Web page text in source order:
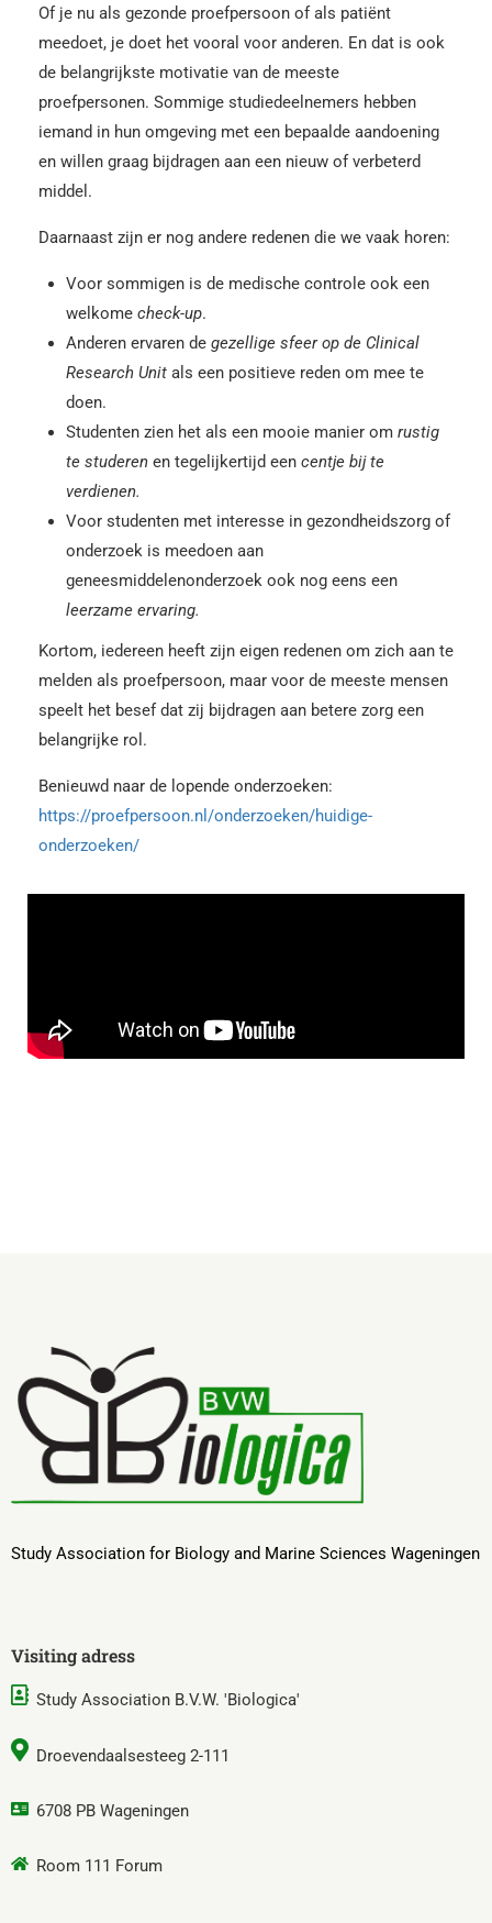
Of je nu als gezonde proefpersoon of als patiënt
meedoet, je doet het vooral voor anderen. En dat is ook
de belangrijkste motivatie van de meeste
proefpersonen. Sommige studiedeelnemers hebben
iemand in hun omgeving met een bepaalde aandoening
en willen graag bijdragen aan een nieuw of verbeterd
middel.
Daarnaast zijn er nog andere redenen die we vaak horen:
Voor sommigen is de medische controle ook een
welkome check-up.
Anderen ervaren de gezellige sfeer op de Clinical
Research Unit als een positieve reden om mee te
doen.
Studenten zien het als een mooie manier om rustig
te studeren en tegelijkertijd een centje bij te
verdienen.
Voor studenten met interesse in gezondheidszorg of
onderzoek is meedoen aan
geneesmiddelenonderzoek ook nog eens een
leerzame ervaring.
Kortom, iedereen heeft zijn eigen redenen om zich aan te
melden als proefpersoon, maar voor de meeste mensen
speelt het besef dat zij bijdragen aan betere zorg een
belangrijke rol.
Benieuwd naar de lopende onderzoeken:
https://proefpersoon.nl/onderzoeken/huidige-
onderzoeken/
Study Association for Biology and Marine Sciences Wageningen
Visiting adress
Study Association B.V.W. 'Biologica'
Droevendaalsesteeg 2-111
6708 PB Wageningen
Room 111 Forum